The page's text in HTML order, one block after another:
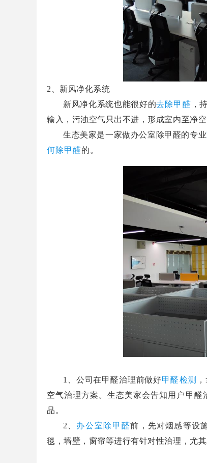
2 、新风净化系统
新风净化系统也能很好的去除甲醛 ，
输入，污浊空气只出不进，形成室内至净
生态美家是一家做办公室除甲醛的专业
何除甲醛的。
1 、公司在甲醛治理前做好甲醛检测
空气治理方案。生态美家会告知用户甲
品。
2
办公室除甲醛前，先对烟感等设
毯，墙壁，窗帘等进行有针对性治理，尤